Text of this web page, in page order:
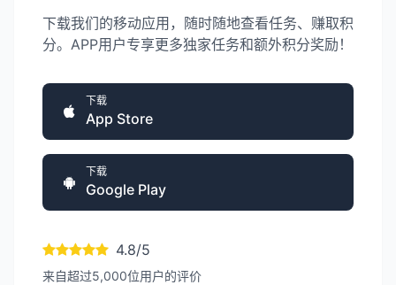
下载我们的移动应用，随时随地查看任务、赚取积
分。APP用户专享更多独家任务和额外积分奖励！
下载
App Store
下载
Google Play
4.8/5
来自超过5,000位用户的评价